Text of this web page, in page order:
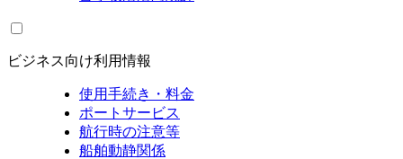
ビジネス向け利用情報
使用手続き・料金
ポートサービス
航行時の注意等
船舶動静関係